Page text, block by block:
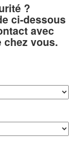
?
ci-dessous
avec
chez vous.